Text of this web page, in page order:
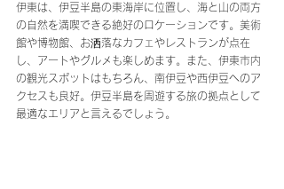
伊東は、伊豆半島の東海岸に位置し、海と山の両方
の自然を満喫できる絶好のロケーションです。美術
館や博物館、お洒落なカフェやレストランが点在
し、アートやグルメも楽しめます。また、伊東市内
の観光スポットはもちろん、南伊豆や西伊豆へのア
クセスも良好。伊豆半島を周遊する旅の拠点として
最適なエリアと言えるでしょう。